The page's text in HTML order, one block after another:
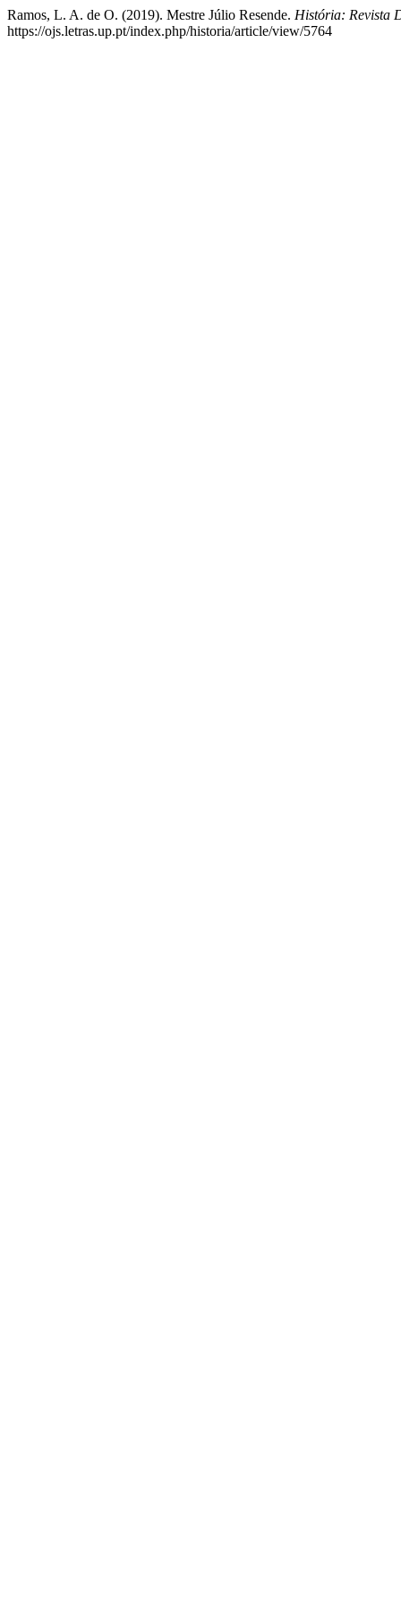
Ramos, L. A. de O. (2019). Mestre Júlio Resende. História: Revista
https://ojs.letras.up.pt/index.php/historia/article/view/5764